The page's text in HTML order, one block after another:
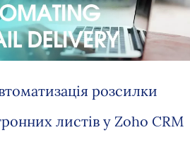
розсилки
листів у Zoho CRM